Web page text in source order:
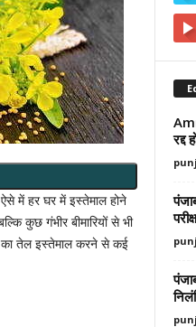
में हर घर में इस्तेमाल होने
कुछ गंभीर बीमारियों से भी
का तेल इस्तेमाल करने से कई
रद्द